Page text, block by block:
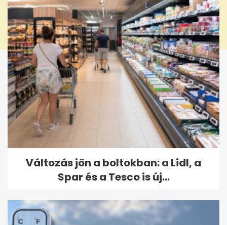
Változás jön a boltokban: a Lidl, a
Spar és a Tesco is új...